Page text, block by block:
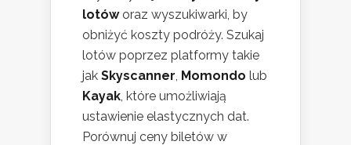
lotóworaz wyszukiwarki, by
obniżyć koszty podróży. Szukaj
lotów poprzez platformy takie
jak Skyscanner Momondo lub
Kayak , które umożliwiają
ustawienie elastycznych dat.
Porównuj ceny biletów w